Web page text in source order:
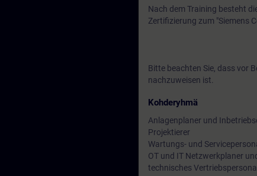
Nach dem Training besteht
Zertifizierung zum "Siemens
Bitte beachten Sie, dass vor
nachzuweisen ist.
Kohderyhmä
Anlagenplaner und
Projektierer
Wartungs- und
OT und IT Netzwerkplaner
technisches Vertriebspersonal